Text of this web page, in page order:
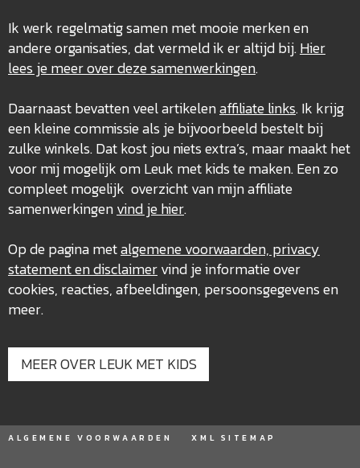
Ik werk regelmatig samen met mooie merken en
andere organisaties, dat vermeld ik er altijd bij.Hier
lees je meer over dezesamenwerkingen.
Daarnaast bevatten veel artikelenaffiliate links. Ik krijg
een kleine commissie als je bijvoorbeeld bestelt bij
zulke winkels. Dat kost jou niets extra’s, maar maakt het
voor mij mogelijk om Leuk met kids te maken. Een zo
compleet mogelijk overzicht van mijn affiliate
samenwerkingenvind je hier.
Op de pagina metalgemene voorwaarden, privacy
statement en disclaimervind je informatie over
cookies, reacties, afbeeldingen, persoonsgegevens en
meer.
MEER OVER LEUK MET KIDS
ALGEMENE VOORWAARDEN XML SITEMAP